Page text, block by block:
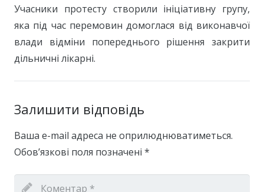
Учасники протесту створили ініціативну групу,
яка під час перемовин домоглася від виконавчої
влади відміни попереднього рішення закрити
дільничні лікарні.
Залишити відповідь
Ваша e-mail адреса не оприлюднюватиметься.
Обов’язкові поля позначені *